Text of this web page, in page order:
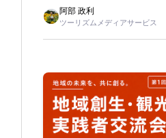
阿部 政利
ツーリズムメディアサービス